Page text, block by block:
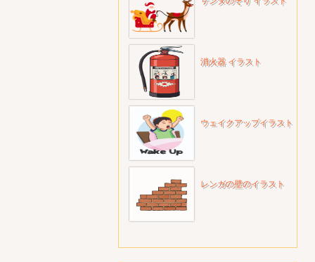
消火器 イラスト
ウェイクアップイラスト
レンガの壁のイラスト